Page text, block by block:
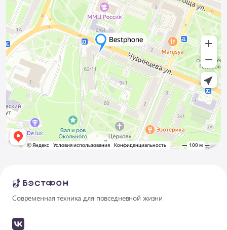
Современная техника для повседневной жизни